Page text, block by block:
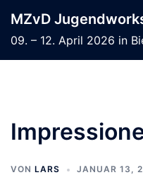
Inhalt
springen
MZvD
09. – 12. April 2026 in
VON LARS JANUAR 13,